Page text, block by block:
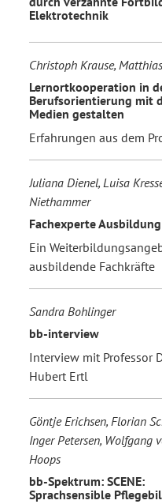
Elektrotechnik
Christoph Krause,
Lernortkooperation in
Berufsorientierung mit
Medien gestalten
Erfahrungen aus dem
Juliana Dienel, Luisa
Niethammer
Fachexperte Ausbildung
Ein
ausbildende Fachkräfte
Sandra Bohlinger
bb-interview
Interview mit Professor
Hubert Ertl
Göntje Erichsen, Florian
Inger Petersen, Wolfgang
Hoops
bb-Spektrum: SCENE:
Sprachsensible